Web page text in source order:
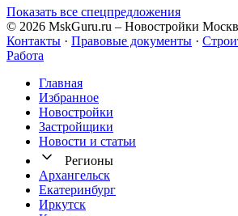
Показать все спецпредложения
© 2026 MskGuru.ru – Новостройки
Контакты · Правовые документы ·
Работа
Главная
Избранное
Новостр ойки
Застройщики
Новости и статьи
Регионы
Архангельск
Екатеринбург
Иркутск